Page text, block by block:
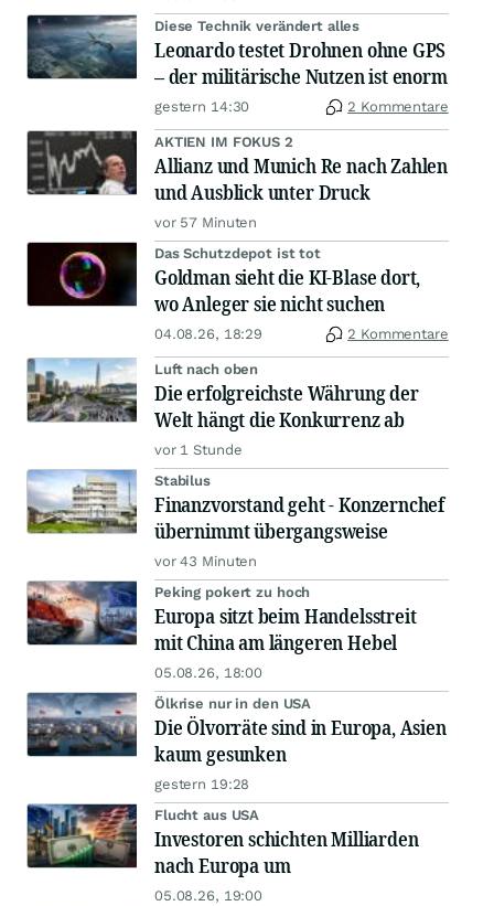
Diese Technik verändert alles
Leonardo testet Drohnen ohne GPS
– der militärische Nutzen ist enorm
gestern 14:30 2 Kommentare
AKTIEN IM FOKUS 2
Allianz und Munich Re nach Zahlen
und Ausblick unter Druck
vor 57 Minuten
Das Schutzdepot ist tot
Goldman sieht die KI-Blase dort,
wo Anleger sie nicht suchen
04.08.26, 18:29 2 Kommentare
Luft nach oben
Die erfolgreichste Währung der
Welt hängt die Konkurrenz ab
vor 1 Stunde
Stabilus
Finanzvorstand geht - Konzernchef
übernimmt übergangsweise
vor 43 Minuten
Peking pokert zu hoch
Europa sitzt beim Handelsstreit
mit China am längeren Hebel
05.08.26, 18:00
Ölkrise nur in den USA
Die Ölvorräte sind in Europa, Asien
kaum gesunken
gestern 19:28
Flucht aus USA
Investoren schichten Milliarden
nach Europa um
05.08.26, 19:00